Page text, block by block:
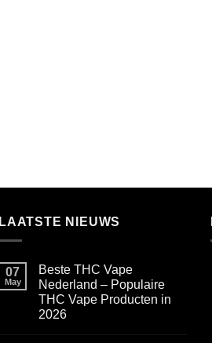
LAATSTE NIEUWS
07
May
Beste THC Vape
Nederland – Populaire
THC Vape Producten in
2026